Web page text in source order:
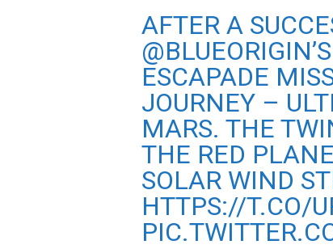
AFTER A
@BLUEORIGIN
ESCAPADE
JOURNEY –
MARS. THE
THE RED
SOLAR WIND
HTTPS://T.CO/